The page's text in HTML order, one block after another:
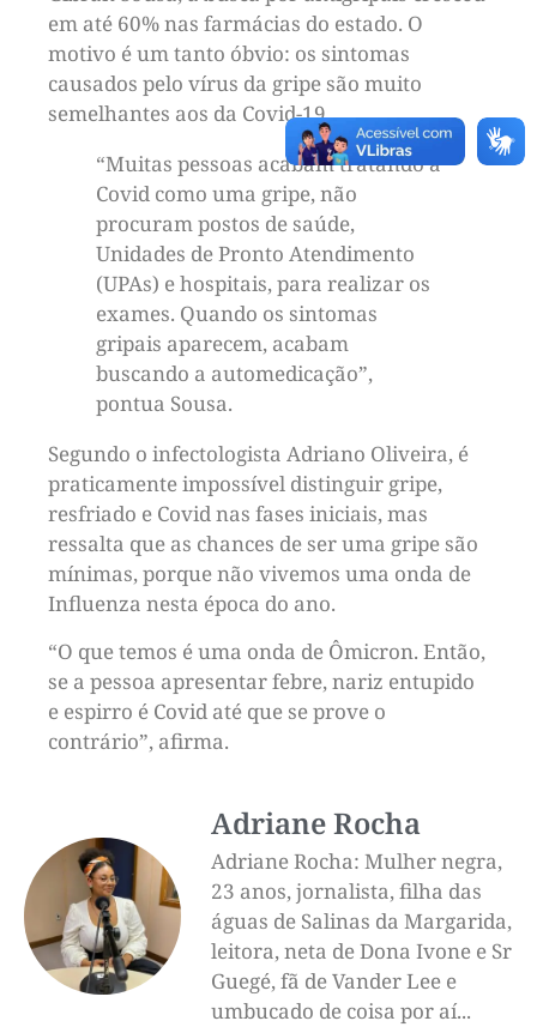
em até 60% nas farmácias do estado. O
motivo é um tanto óbvio: os sintomas
causados ​​pelo vírus da gripe são muito
semelhantes aos da Covid-19.
“Muitas pessoas acabam tratando a
Covid como uma gripe, não
procuram postos de saúde,
Unidades de Pronto Atendimento
(UPAs) e hospitais, para realizar os
exames. Quando os sintomas
gripais aparecem, acabam
buscando a automedicação”,
pontua Sousa.
Segundo o infectologista Adriano Oliveira, é
praticamente impossível distinguir gripe,
resfriado e Covid nas fases iniciais, mas
ressalta que as chances de ser uma gripe são
mínimas, porque não vivemos uma onda de
Influenza nesta época do ano.
“O que temos é uma onda de Ômicron. Então,
se a pessoa apresentar febre, nariz entupido
e espirro é Covid até que se prove o
contrário”, afirma.
Adriane Rocha
Adriane Rocha: Mulher negra,
23 anos, jornalista, filha das
águas de Salinas da Margarida,
leitora, neta de Dona Ivone e Sr
Guegé, fã de Vander Lee e
umbucado de coisa por aí...